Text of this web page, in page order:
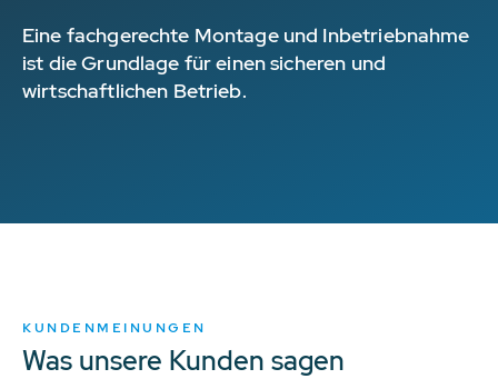
Eine fachgerechte Montage und Inbetriebnahme
ist die Grundlage für einen sicheren und
wirtschaftlichen Betrieb.
KUNDENMEINUNGEN
Was unsere Kunden sagen